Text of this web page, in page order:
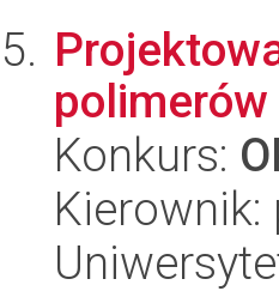
Konkurs:
Kierownik: